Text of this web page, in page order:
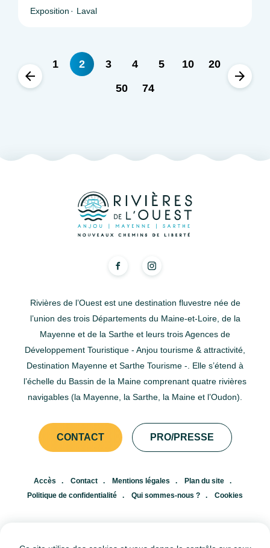
Exposition Laval
1 2 3 4 5 10
20
50
74
Rivières de l’Ouest est une destination fluvestre née de
l’union des trois Départements du Maine-et-Loire, de la
Mayenne et de la Sarthe et leurs trois Agences de
Développement Touristique - Anjou tourisme & attractivité,
Destination Mayenne et Sarthe Tourisme -. Elle s’étend à
l’échelle du Bassin de la Maine comprenant quatre rivières
navigables (la Mayenne, la Sarthe, la Maine et l’Oudon).
CONTACT PRO/PRESSE
Accès Contact Mentions légales
Plan du site
Politique de confidentialité
Qui sommes-nous ? Cookies